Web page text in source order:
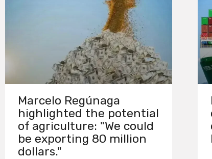
Marcelo Regúnaga
highlighted the potential
of agriculture: "We could
be exporting 80 million
dollars."